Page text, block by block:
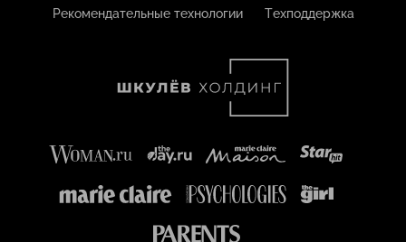
вторым сезоном, стартовавшим 30 августа 2025
Личная жизнь
жизни. Подтвержденных сведений о браке и детях в
надежных источниках нет. Летом 2025 года
поклонники узнали, что сердце Олега больше не
Рекомендательные технологии
Техподдержка